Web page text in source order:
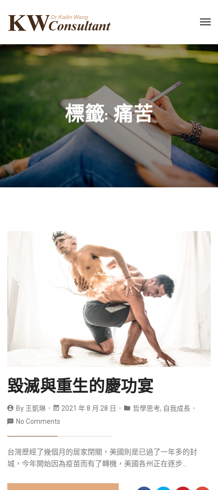
標籤:痛苦
毀滅與重生的慶功宴
By 王凱琳 2021 年 8 月 28 日 哲學思考, 自我成長
No Comments
台灣歷經了幾個月的居家閉關，美國則是已過了一年多的封
城，今年開始因為疫苗而有了轉機，美國各州正在逐步...